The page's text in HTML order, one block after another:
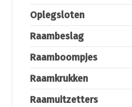
Oplegsloten
Raambeslag
Raamboompjes
Raamkrukken
Raamuitzetters